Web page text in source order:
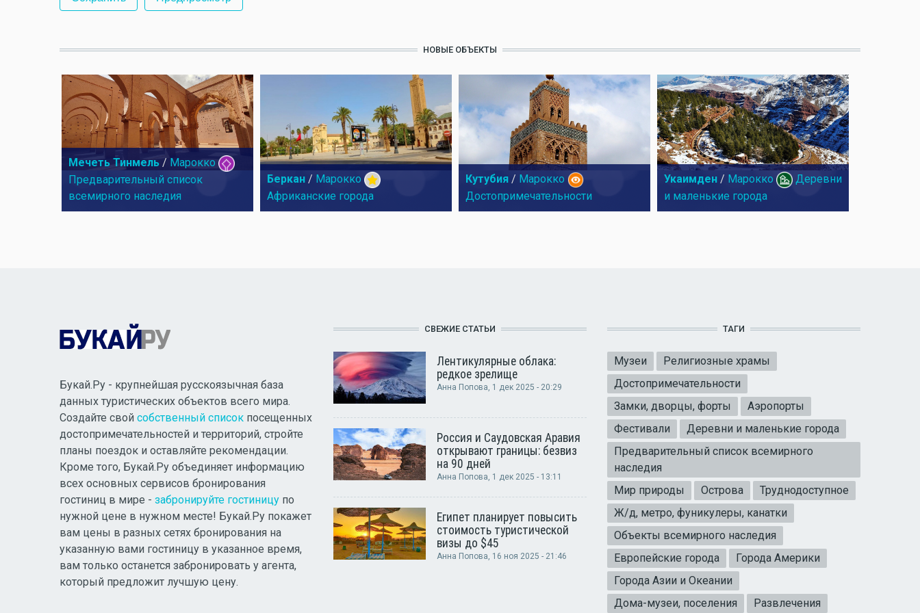
НОВЫЕ ОБЪЕКТЫ
Мечеть Тинмель / Марокко
Предварительный список
всемирного наследия
Беркан / Марокко
Африканские города
Кутубия / Марокко
Достопримечательности
Укаимден / Марокко
Деревни
и маленькие города
Букай.Ру - крупнейшая русскоязычная база
данных туристических объектов всего мира.
Создайте свой собственный список посещенных
достопримечательностей и территорий, стройте
планы поездок и оставляйте рекомендации.
Кроме того, Букай.Ру объединяет информацию
всех основных сервисов бронирования
гостиниц в мире - забронируйте гостиницу по
нужной цене в нужном месте! Букай.Ру покажет
вам цены в разных сетях бронирования на
указанную вами гостиницу в указанное время,
вам только останется забронировать у агента,
который предложит лучшую цену.
СВЕЖИЕ СТАТЬИ
Лентикулярные облака:
редкое зрелище
Анна Попова, 1 дек 2025 - 20:29
Россия и Саудовская Аравия
открывают границы: безвиз
на 90 дней
Анна Попова, 1 дек 2025 - 13:11
Египет планирует повысить
стоимость туристической
визы до $45
Анна Попова, 16 ноя 2025 - 21:46
ТАГИ
Музеи
Религиозные храмы
Достопримечательности
Замки, дворцы, форты
Аэропорты
Фестивали
Деревни и маленькие города
Предварительный список всемирного
наследия
Мир природы
Острова
Труднодоступное
Ж/д, метро, фуникулеры, канатки
Объекты всемирного наследия
Европейские города
Города Америки
Города Азии и Океании
Дома-музеи, поселения
Развлечения